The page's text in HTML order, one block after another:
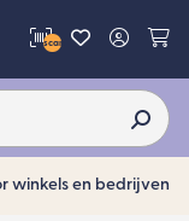
scan
winkels en bedrijven